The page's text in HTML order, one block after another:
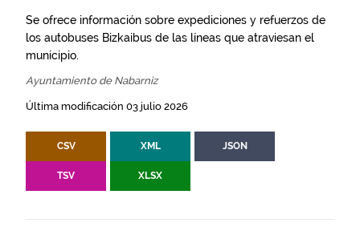
Se ofrece información sobre expediciones y refuerzos de
los autobuses Bizkaibus de las líneas que atraviesan el
municipio.
Ayuntamiento de Nabarniz
Última modificación 03 julio 2026
CSV XML JSON
TSV XLSX